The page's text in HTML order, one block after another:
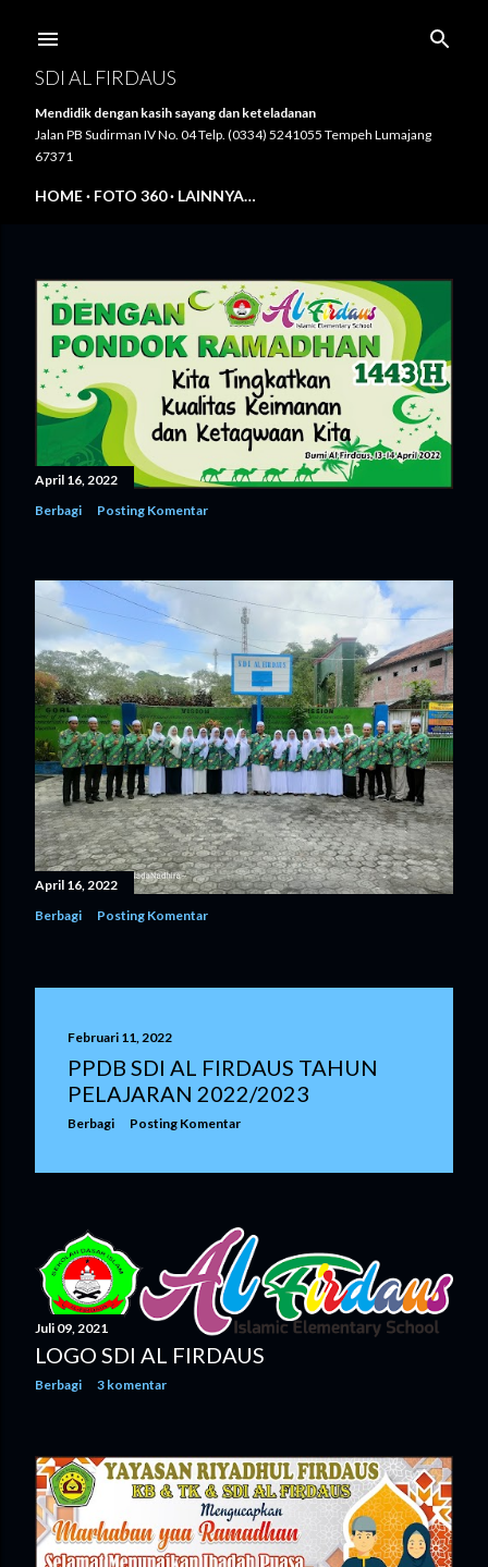
SDI AL FIRDAUS
Mendidik dengan kasih sayang dan keteladanan
Jalan PB Sudirman IV No. 04 Telp. (0334) 5241055 Tempeh Lumajang
67371
HOME FOTO 360 LAINNYA…
P
o
s
i
n
a
n
April 16, 2022
Berbagi
Posting Komentar
April 16, 2022
Berbagi
Posting Komentar
Februari 11, 2022
PPDB SDI AL FIRDAUS TAHUN
PELAJARAN 2022/2023
Berbagi Posting Komentar
Juli 09, 2021
LOGO SDI AL FIRDAUS
Berbagi 3 komentar